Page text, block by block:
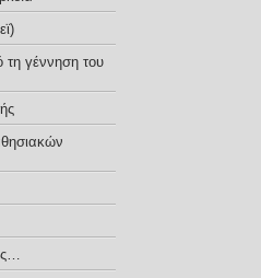
γέννηση του